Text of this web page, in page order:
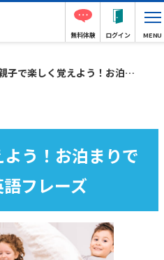
無料体験 ログイン MENU
子で楽しく覚えよう！お泊まりで使えるやさしい英語フレーズ
う！お泊まりで
フレーズ